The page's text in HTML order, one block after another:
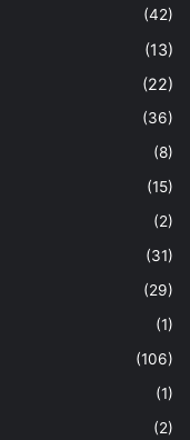
(42)
(13)
(22)
(36)
(8)
(15)
(2)
(31)
(29)
(1)
(106)
(1)
(2)